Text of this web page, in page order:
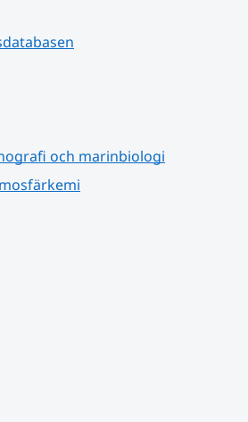
och marinbiologi